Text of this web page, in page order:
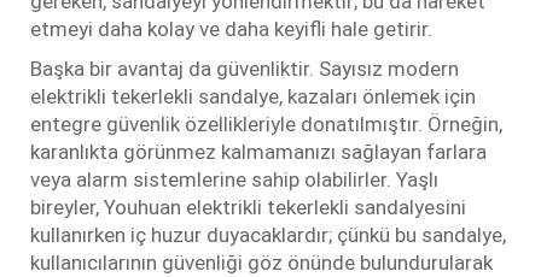
etmeyi daha kolay ve daha keyifli hale getirir.
Başka bir avantaj da güvenliktir. Sayısız modern
elektrikli tekerlekli sandalye, kazaları önlemek için
entegre güvenlik özellikleriyle donatılmıştır. Örneğin,
karanlıkta görünmez kalmamanızı sağlayan farlara
veya alarm sistemlerine sahip olabilirler. Yaşlı
bireyler, Youhuan elektrikli tekerlekli sandalyesini
kullanırken iç huzur duyacaklardır; çünkü bu sandalye,
kullanıcılarının güvenliği göz önünde bulundurularak